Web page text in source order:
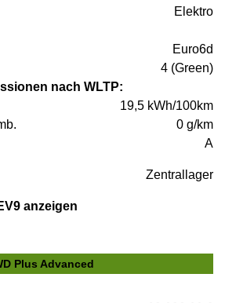
Elektro
Euro6d
4 (Green)
nach WLTP:
19,5 kWh/100km
0 g/km
A
Zentrallager
anzeigen
Plus Advanced